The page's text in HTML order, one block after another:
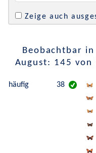
Zeige auch
Beobachtbar in
August: 145 von
häufig 38